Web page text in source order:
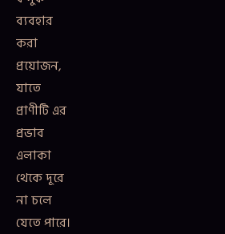
ব্যবহার
করা
প্রয়োজন,
যাতে
প্রাণীটি এর
প্রভাব
এলাকা
থেকে দূরে
না চলে
যেতে পারে।